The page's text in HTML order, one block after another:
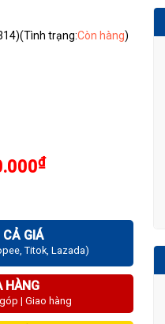
(Tình trạng:Còn hàng)
₫
CẢ GIÁ
Titok, Lazada)
HÀNG
| Giao hàng